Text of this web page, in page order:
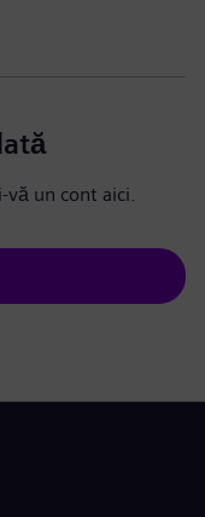
vă un cont aici.